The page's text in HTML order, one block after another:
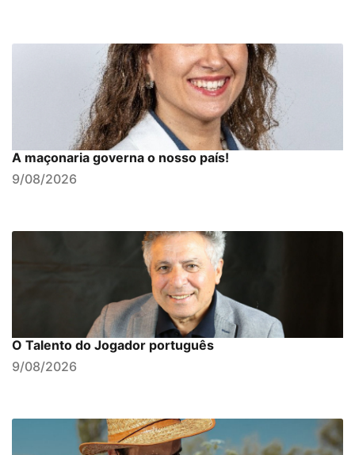
A maçonaria governa o nosso país!
9/08/2026
O Talento do Jogador português
9/08/2026